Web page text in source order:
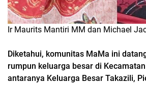
Ir Maurits Mantiri MM dan Michael
Diketahui, komunitas MaMa ini
rumpun keluarga besar di
antaranya Keluarga Besar Takazili,